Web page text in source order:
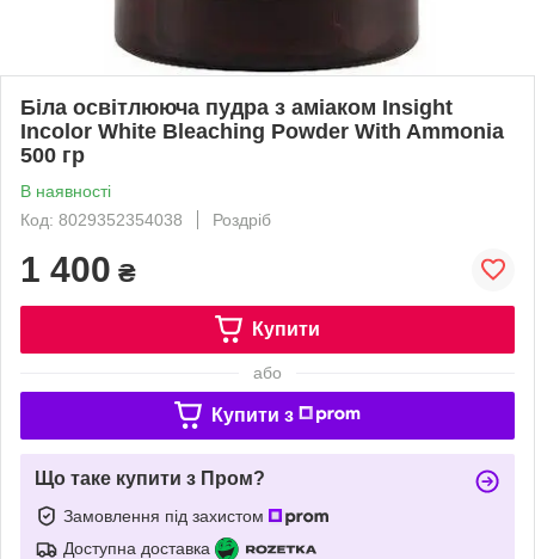
Біла освітлююча пудра з аміаком Insight
Incolor White Bleaching Powder With Ammonia
500 гр
В наявності
Код: 8029352354038
Роздріб
1 400 ₴
Купити
або
Купити з
Що таке купити з Пром?
Замовлення під захистом
Доступна доставка